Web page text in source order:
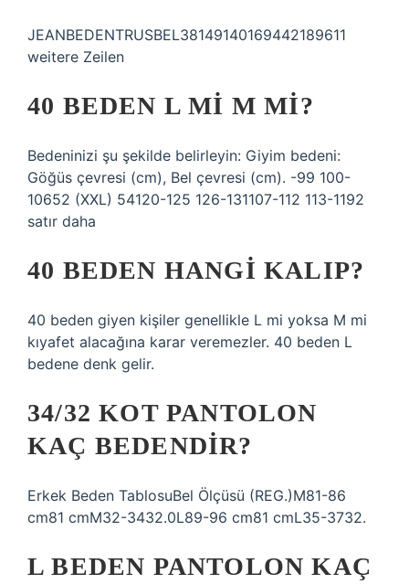
JEANBEDENTRUSBEL38149140169442189611
weitere Zeilen
40 BEDEN L MI M MI?
Bedeninizi şu şekilde belirleyin: Giyim bedeni:
Göğüs çevresi (cm), Bel çevresi (cm). -99 100-
10652 (XXL) 54120-125 126-131107-112 113-1192
satır daha
40 BEDEN HANGI KALIP?
40 beden giyen kişiler genellikle L mi yoksa M mi
kıyafet alacağına karar veremezler. 40 beden L
bedene denk gelir.
34/32 KOT PANTOLON
KAÇ BEDENDIR?
Erkek Beden TablosuBel Ölçüsü (REG.)M81-86
cm81 cmM32-3432.0L89-96 cm81 cmL35-3732.
L BEDEN PANTOLON KAÇ